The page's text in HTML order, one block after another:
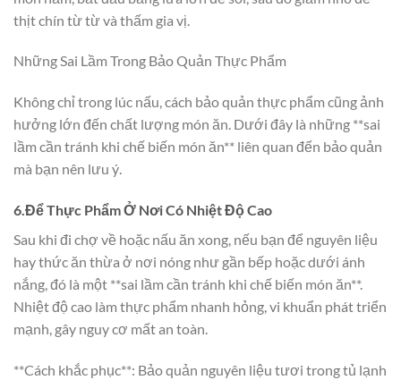
thịt chín từ từ và thấm gia vị.
Những Sai Lầm Trong Bảo Quản Thực Phẩm
Không chỉ trong lúc nấu, cách bảo quản thực phẩm cũng ảnh
hưởng lớn đến chất lượng món ăn. Dưới đây là những **sai
lầm cần tránh khi chế biến món ăn** liên quan đến bảo quản
mà bạn nên lưu ý.
6.Để Thực Phẩm Ở Nơi Có Nhiệt Độ Cao
Sau khi đi chợ về hoặc nấu ăn xong, nếu bạn để nguyên liệu
hay thức ăn thừa ở nơi nóng như gần bếp hoặc dưới ánh
nắng, đó là một **sai lầm cần tránh khi chế biến món ăn**.
Nhiệt độ cao làm thực phẩm nhanh hỏng, vi khuẩn phát triển
mạnh, gây nguy cơ mất an toàn.
**Cách khắc phục**: Bảo quản nguyên liệu tươi trong tủ lạnh